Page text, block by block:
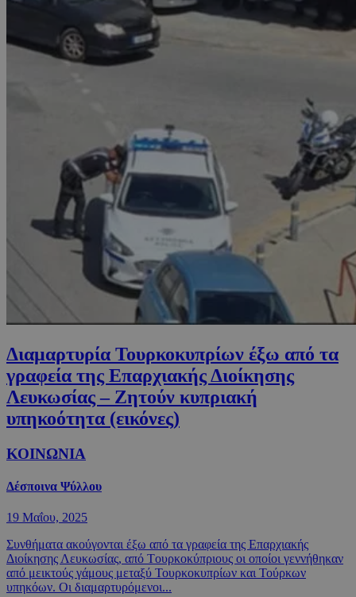
Διαμαρτυρία Τουρκοκυπρίων έξω από τα
γραφεία της Επαρχιακής Διοίκησης
Λευκωσίας – Ζητούν κυπριακή
υπηκοότητα (εικόνες)
ΚΟΙΝΩΝΙΑ
Δέσποινα Ψύλλου
19 Μαΐου, 2025
Συνθήματα ακούγονται έξω από τα γραφεία της Επαρχιακής
Διοίκησης Λευκωσίας, από Tουρκοκύπριους οι οποίοι γεννήθηκαν
από μεικτούς γάμους μεταξύ Τουρκοκυπρίων και Τούρκων
υπηκόων. Οι διαμαρτυρόμενοι...